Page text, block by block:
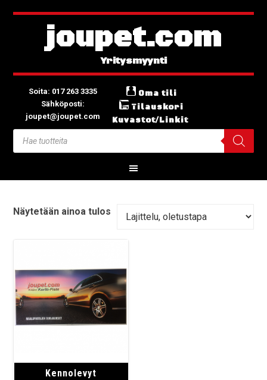
joupet.com
Soita: 017 263 3335
Sähköposti:
joupet@joupet.com
Oma tili
Tilauskori
Kuvastot/Linkit
Näytetään ainoa tulos
Kennolevyt